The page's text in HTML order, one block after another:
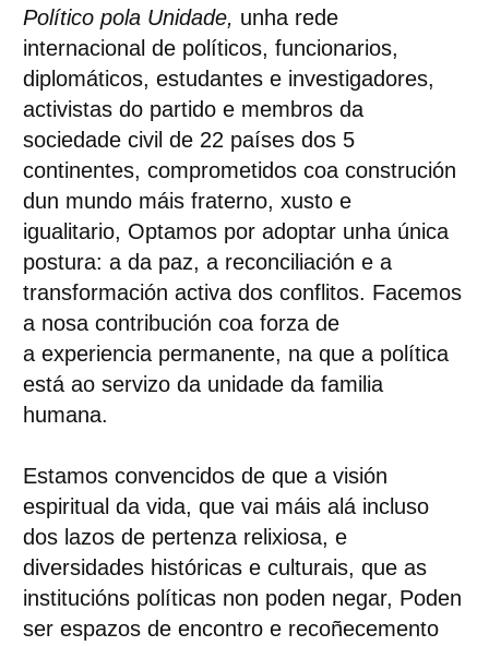
Político pola Unidade, unha rede
internacional de políticos, funcionarios,
diplomáticos, estudantes e investigadores,
activistas do partido e membros da
sociedade civil de 22 países dos 5
continentes, comprometidos coa construción
dun mundo máis fraterno, xusto e
igualitario, Optamos por adoptar unha única
postura: a da paz, a reconciliación e a
transformación activa dos conflitos. Facemos
a nosa contribución coa forza de
a experiencia permanente, na que a política
está ao servizo da unidade da familia
humana.
Estamos convencidos de que a visión
espiritual da vida, que vai máis alá incluso
dos lazos de pertenza relixiosa, e
diversidades históricas e culturais, que as
institucións políticas non poden negar, Poden
ser espazos de encontro e recoñecemento